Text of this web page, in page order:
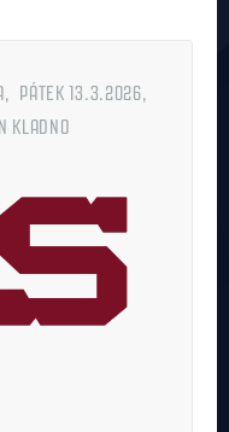
PÁTEK 13.3.2026,
KLADNO